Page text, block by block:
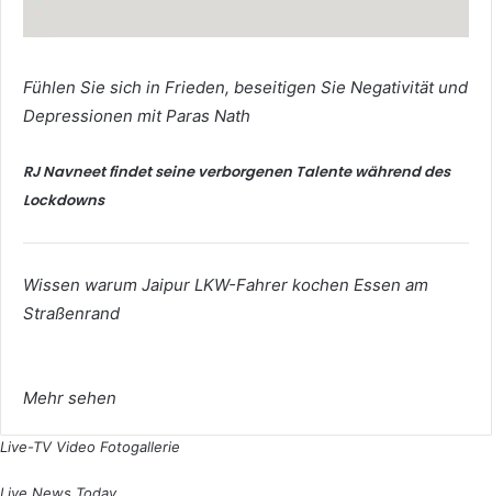
Fühlen Sie sich in Frieden, beseitigen Sie Negativität und
Depressionen mit Paras Nath
RJ Navneet findet seine verborgenen Talente während des
Lockdowns
Wissen warum Jaipur LKW-Fahrer kochen Essen am
Straßenrand
Mehr sehen
Live-TV Video Fotogallerie
Live News Today